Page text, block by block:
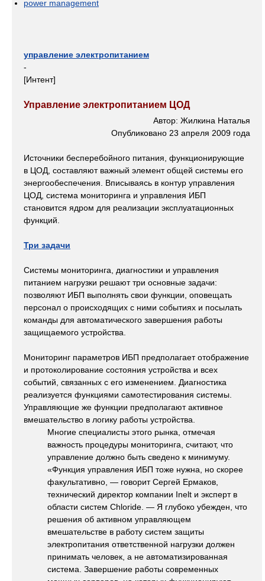
power management
управление электропитанием
-
[Интент]
Управление электропитанием ЦОД
Автор: Жилкина Наталья
Опубликовано 23 апреля 2009 года
Источники бесперебойного питания, функционирующие
в ЦОД, составляют важный элемент общей системы его
энергообеспечения. Вписываясь в контур управления
ЦОД, система мониторинга и управления ИБП
становится ядром для реализации эксплуатационных
функций.
Три задачи
Системы мониторинга, диагностики и управления
питанием нагрузки решают три основные задачи:
позволяют ИБП выполнять свои функции, оповещать
персонал о происходящих с ними событиях и посылать
команды для автоматического завершения работы
защищаемого устройства.
Мониторинг параметров ИБП предполагает отображение
и протоколирование состояния устройства и всех
событий, связанных с его изменением. Диагностика
реализуется функциями самотестирования системы.
Управляющие же функции предполагают активное
вмешательство в логику работы устройства.
Многие специалисты этого рынка, отмечая
важность процедуры мониторинга, считают, что
управление должно быть сведено к минимуму.
«Функция управления ИБП тоже нужна, но скорее
факультативно, — говорит Сергей Ермаков,
технический директор компании Inelt и эксперт в
области систем Chloride. — Я глубоко убежден, что
решения об активном управляющем
вмешательстве в работу систем защиты
электропитания ответственной нагрузки должен
принимать человек, а не автоматизированная
система. Завершение работы современных